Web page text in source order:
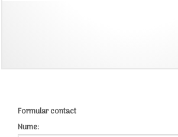
Formular contact
Nume: